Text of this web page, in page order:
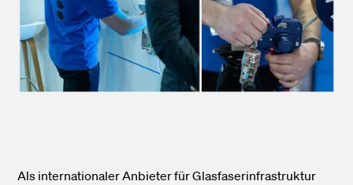
Als internationaler Anbieter für Glasfaserinfrastruktur